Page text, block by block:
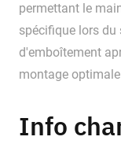
permettant le
spécifique lors du
d'emboîtement
montage optimale
Info